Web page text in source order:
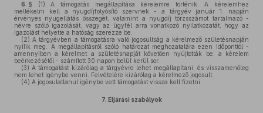
6. § (1) A támogatás megállapítása kérelemre történik. A kérelemhez
mellékelni kell a nyugdíjfolyósító szervnek - a tárgyév január 1. napján
érvényes nyugellátás összegét, valamint a nyugdíj törzsszámot tartalmazó -
névre szóló igazolását, vagy az ügyfél arra vonatkozó nyilatkozatát, hogy az
igazolást helyette a hatóság szerezze be.
(2) A tárgyévben a támogatásra való jogosultság a kérelmező születésnapján
nyílik meg. A megállapításról szóló határozat meghozatalára ezen időponttól -
amennyiben a kérelmet a születésnapját követően nyújtották be, a kérelem
beérkezésétől - számított 30 napon belül kerül sor.
(3) A támogatást kizárólag a tárgyévre lehet megállapítani, és visszamenőleg
nem lehet igénybe venni. Felvételére kizárólag a kérelmező jogosult.
(4) A jogosulatlanul igénybe vett támogatást vissza kell fizetni.
7. Eljárási szabályok